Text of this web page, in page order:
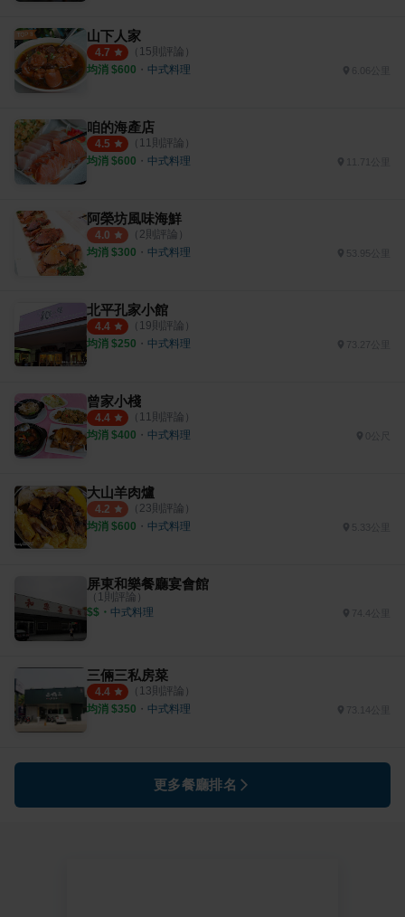
山下人家
4.7 （ 15則評論）
均消 $600 ・ 中式料理
咱的海產店
4.5 （ 11則評論）
均消 $600 ・ 中式料理
阿榮坊風味海鮮
4.0 （ 2則評論）
均消 $300 ・ 中式料理 53.95公里
北平孔家小館
4.4 （ 19則評論）
均消 $250 ・ 中式料理
曾家小棧
4.4 （ 11則評論）
均消 $400 ・ 中式料理
大山羊肉爐
4.2 （ 23則評論）
均消 $600 ・ 中式料理 5.33公里
屏東和樂餐廳宴會館
（ 1則評論）
$$ ・ 中式料理 74.4公里
三倆三私房菜
4.4 （ 13則評論）
均消 $350 ・ 中式料理 73.14公里
更多餐廳排名